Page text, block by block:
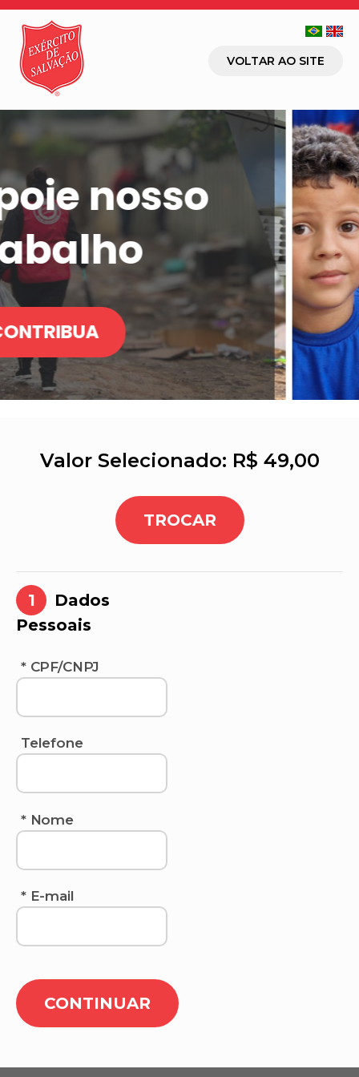
VOLTAR AO SITE
Valor Selecionado: R$ 49,00
1
Dados
Pessoais
* CPF/CNPJ
Telefone
* Nome
* E-mail